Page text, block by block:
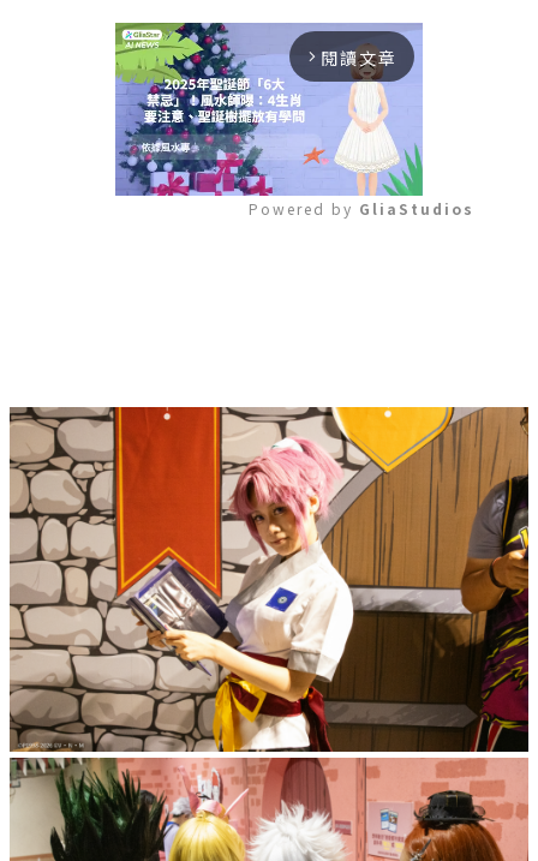
arrow_forward_ios 閱讀文章
Powered by GliaStudios